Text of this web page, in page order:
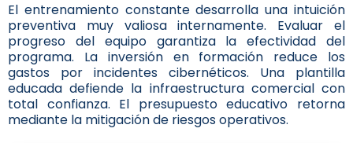
El entrenamiento constante desarrolla una intuición
preventiva muy valiosa internamente. Evaluar el
progreso del equipo garantiza la efectividad del
programa. La inversión en formación reduce los
gastos por incidentes cibernéticos. Una plantilla
educada defiende la infraestructura comercial con
total confianza. El presupuesto educativo retorna
mediante la mitigación de riesgos operativos.